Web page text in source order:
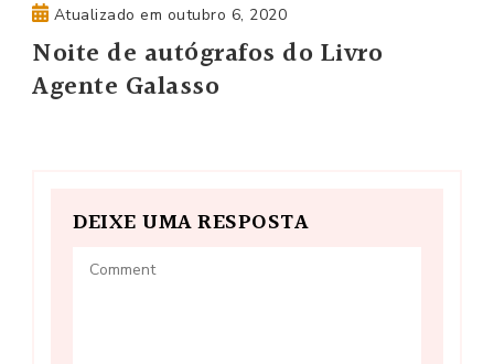
Atualizado em outubro 6, 2020
Noite de autógrafos do Livro
Agente Galasso
DEIXE UMA RESPOSTA